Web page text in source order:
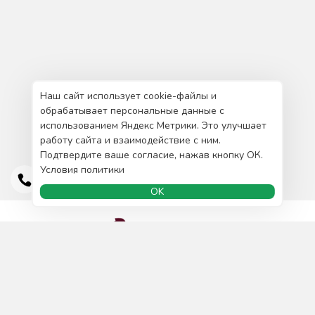
Наш сайт использует cookie-файлы и
обрабатывает персональные данные с
использованием Яндекс Метрики. Это улучшает
работу сайта и взаимодействие с ним.
Подтвердите ваше согласие, нажав кнопку ОК.
Условия политики
OK